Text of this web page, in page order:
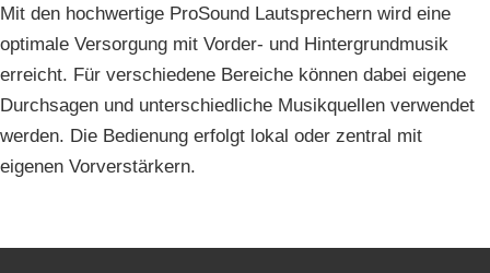
Mit den hochwertige ProSound Lautsprechern wird eine
optimale Versorgung mit Vorder- und Hintergrundmusik
erreicht. Für verschiedene Bereiche können dabei eigene
Durchsagen und unterschiedliche Musikquellen verwendet
werden. Die Bedienung erfolgt lokal oder zentral mit
eigenen Vorverstärkern.